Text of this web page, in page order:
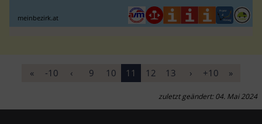
meinbezirk.at
« -10 ‹ 9 10 11 12 13 › +10 »
zuletzt geändert: 04. Mai 2024